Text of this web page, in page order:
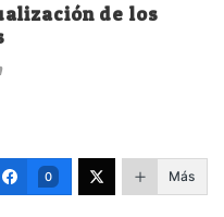
de los
0 Más